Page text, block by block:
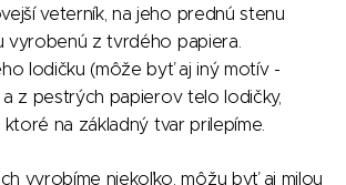
veterník, na jeho prednú stenu
vyrobenú z tvrdého papiera.
lodičku (môže byť aj iný motív -
z pestrých papierov telo lodičky,
na základný tvar prilepíme.
vyrobíme niekoľko, môžu byť aj milou